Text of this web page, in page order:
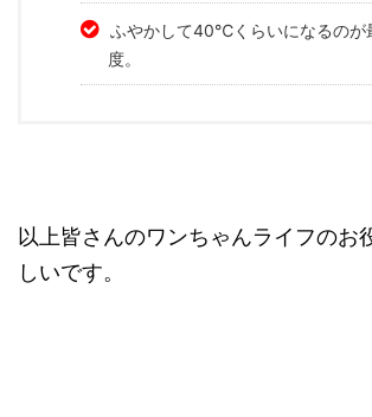
ふやかして40℃くらいになるのが
度。
以上皆さんのワンちゃんライフのお
しいです。